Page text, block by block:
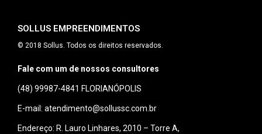
SOLLUS EMPREENDIMENTOS
© 2018 Sollus. Todos os direitos reservados.
Fale com um de nossos consultores
(48) 99987-4841 FLORIANÓPOLIS
E-mail: atendimento@sollussc.com.br
Endereço: R. Lauro Linhares, 2010 – Torre A,